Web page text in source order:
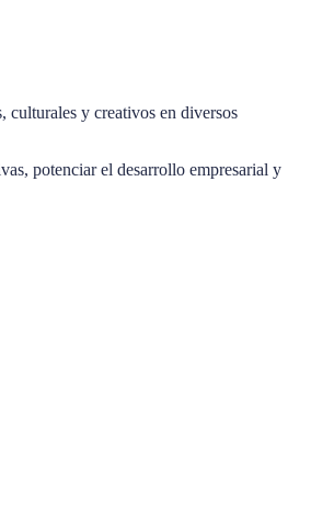
y creativos en diversos
potenciar el desarrollo empresarial y